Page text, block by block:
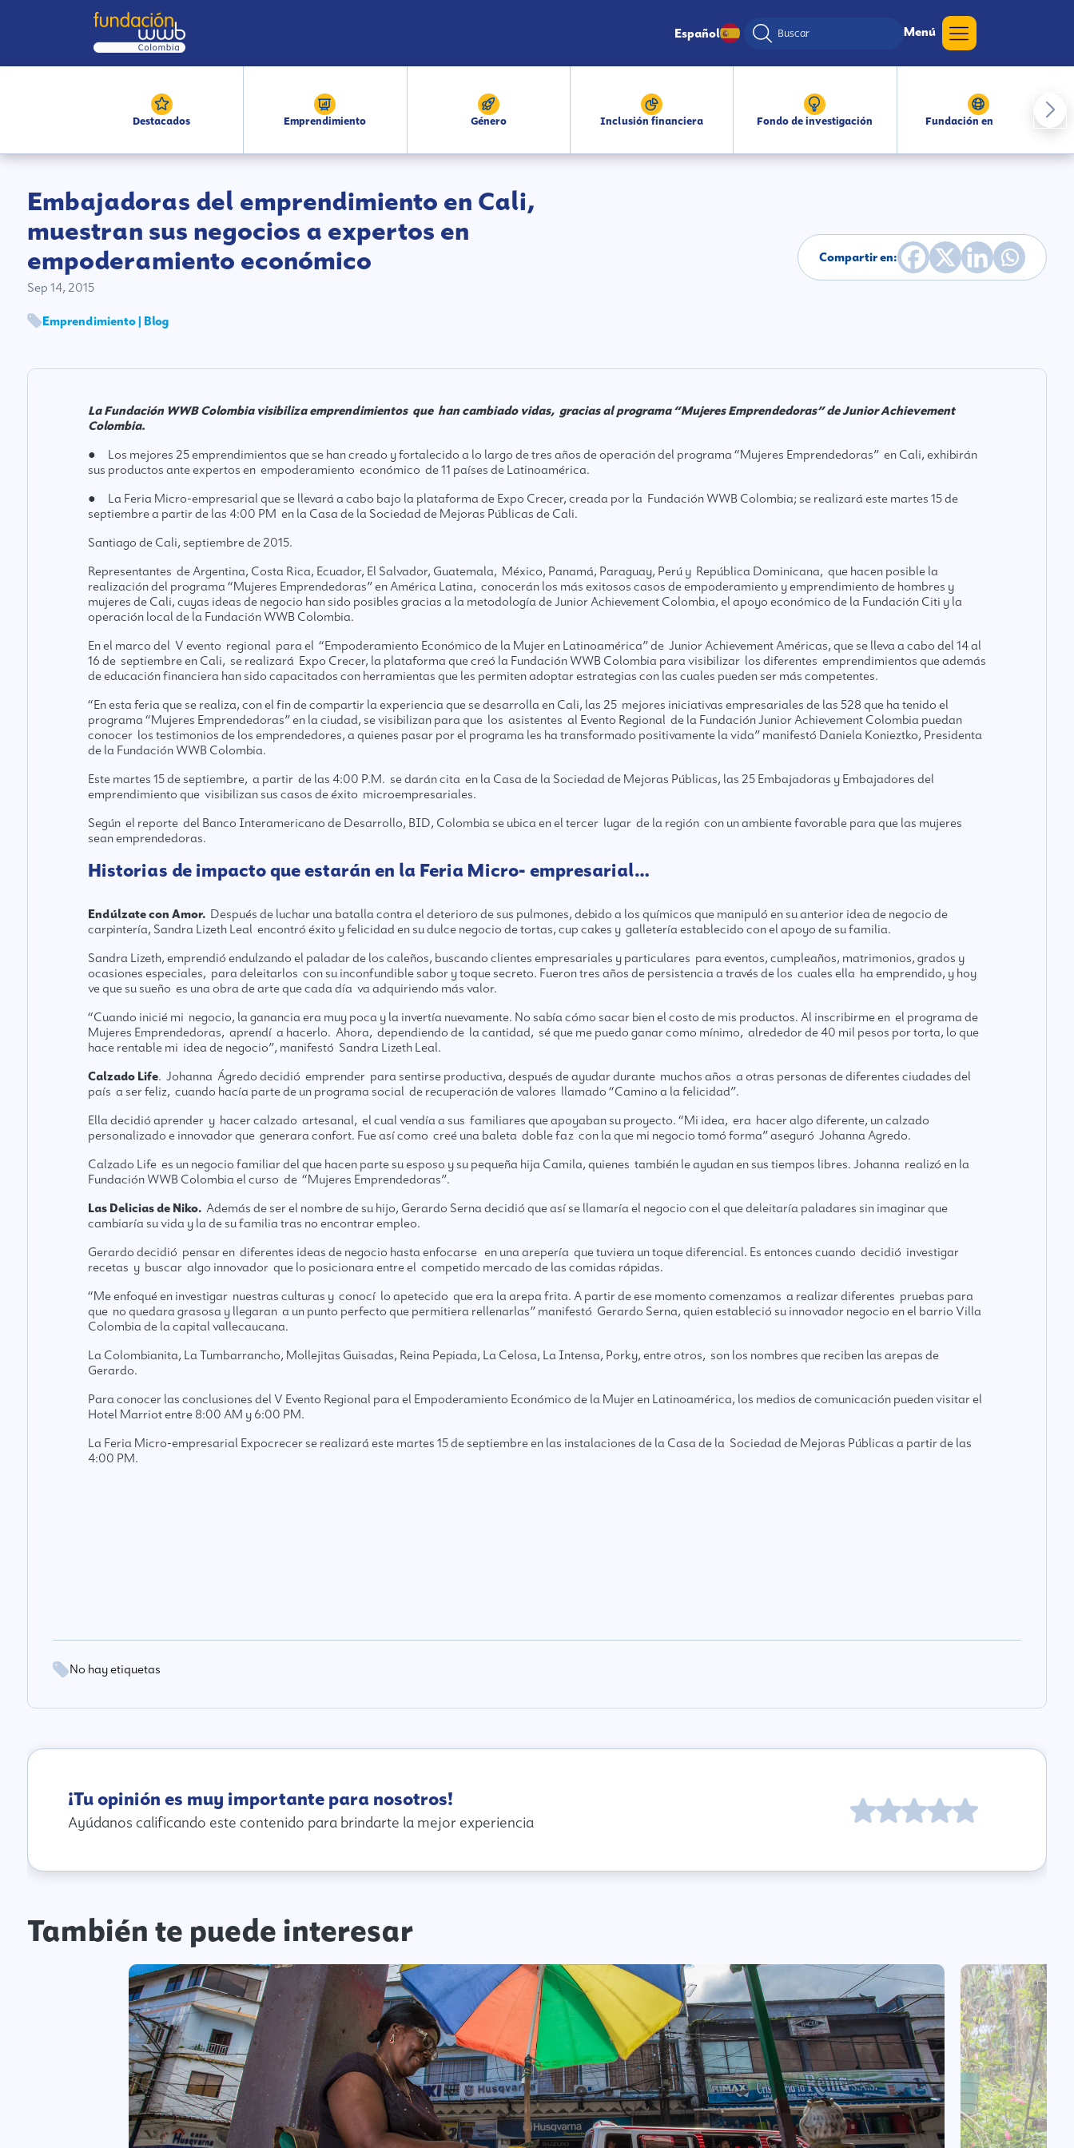
Español Menú
Destacados Emprendimiento Género Inclusión financiera Fondo de investigación Fundación en medios
Embajadoras del emprendimiento en Cali,
muestran sus negocios a expertos en
empoderamiento económico
Sep 14, 2015
Emprendimiento | Blog
Compartir en:
La Fundación WWB Colombia visibiliza emprendimientos que han cambiado vidas, gracias al programa “Mujeres Emprendedoras” de Junior Achievement
Colombia.
● Los mejores 25 emprendimientos que se han creado y fortalecido a lo largo de tres años de operación del programa “Mujeres Emprendedoras” en Cali, exhibirán
sus productos ante expertos en empoderamiento económico de 11 países de Latinoamérica.
● La Feria Micro-empresarial que se llevará a cabo bajo la plataforma de Expo Crecer, creada por la Fundación WWB Colombia; se realizará este martes 15 de
septiembre a partir de las 4:00 PM en la Casa de la Sociedad de Mejoras Públicas de Cali.
Santiago de Cali, septiembre de 2015.
Representantes de Argentina, Costa Rica, Ecuador, El Salvador, Guatemala, México, Panamá, Paraguay, Perú y República Dominicana, que hacen posible la
realización del programa “Mujeres Emprendedoras” en América Latina, conocerán los más exitosos casos de empoderamiento y emprendimiento de hombres y
mujeres de Cali, cuyas ideas de negocio han sido posibles gracias a la metodología de Junior Achievement Colombia, el apoyo económico de la Fundación Citi y la
operación local de la Fundación WWB Colombia.
En el marco del V evento regional para el “Empoderamiento Económico de la Mujer en Latinoamérica” de Junior Achievement Américas, que se lleva a cabo del 14 al
16 de septiembre en Cali, se realizará Expo Crecer, la plataforma que creó la Fundación WWB Colombia para visibilizar los diferentes emprendimientos que además
de educación financiera han sido capacitados con herramientas que les permiten adoptar estrategias con las cuales pueden ser más competentes.
“En esta feria que se realiza, con el fin de compartir la experiencia que se desarrolla en Cali, las 25 mejores iniciativas empresariales de las 528 que ha tenido el
programa “Mujeres Emprendedoras” en la ciudad, se visibilizan para que los asistentes al Evento Regional de la Fundación Junior Achievement Colombia puedan
conocer los testimonios de los emprendedores, a quienes pasar por el programa les ha transformado positivamente la vida” manifestó Daniela Konieztko, Presidenta
de la Fundación WWB Colombia.
Este martes 15 de septiembre, a partir de las 4:00 P.M. se darán cita en la Casa de la Sociedad de Mejoras Públicas, las 25 Embajadoras y Embajadores del
emprendimiento que visibilizan sus casos de éxito microempresariales.
Según el reporte del Banco Interamericano de Desarrollo, BID, Colombia se ubica en el tercer lugar de la región con un ambiente favorable para que las mujeres
sean emprendedoras.
Historias de impacto que estarán en la Feria Micro- empresarial…
Endúlzate con Amor. Después de luchar una batalla contra el deterioro de sus pulmones, debido a los químicos que manipuló en su anterior idea de negocio de
carpintería, Sandra Lizeth Leal encontró éxito y felicidad en su dulce negocio de tortas, cup cakes y galletería establecido con el apoyo de su familia.
Sandra Lizeth, emprendió endulzando el paladar de los caleños, buscando clientes empresariales y particulares para eventos, cumpleaños, matrimonios, grados y
ocasiones especiales, para deleitarlos con su inconfundible sabor y toque secreto. Fueron tres años de persistencia a través de los cuales ella ha emprendido, y hoy
ve que su sueño es una obra de arte que cada día va adquiriendo más valor.
“Cuando inicié mi negocio, la ganancia era muy poca y la invertía nuevamente. No sabía cómo sacar bien el costo de mis productos. Al inscribirme en el programa de
Mujeres Emprendedoras, aprendí a hacerlo. Ahora, dependiendo de la cantidad, sé que me puedo ganar como mínimo, alrededor de 40 mil pesos por torta, lo que
hace rentable mi idea de negocio”, manifestó Sandra Lizeth Leal.
Calzado Life. Johanna Ágredo decidió emprender para sentirse productiva, después de ayudar durante muchos años a otras personas de diferentes ciudades del
país a ser feliz, cuando hacía parte de un programa social de recuperación de valores llamado “Camino a la felicidad”.
Ella decidió aprender y hacer calzado artesanal, el cual vendía a sus familiares que apoyaban su proyecto. “Mi idea, era hacer algo diferente, un calzado
personalizado e innovador que generara confort. Fue así como creé una baleta doble faz con la que mi negocio tomó forma” aseguró Johanna Agredo.
Calzado Life es un negocio familiar del que hacen parte su esposo y su pequeña hija Camila, quienes también le ayudan en sus tiempos libres. Johanna realizó en la
Fundación WWB Colombia el curso de “Mujeres Emprendedoras”.
Las Delicias de Niko.Además de ser el nombre de su hijo, Gerardo Serna decidió que así se llamaría el negocio con el que deleitaría paladares sin imaginar que
cambiaría su vida y la de su familia tras no encontrar empleo.
Gerardo decidió pensar en diferentes ideas de negocio hasta enfocarse en una arepería que tuviera un toque diferencial. Es entonces cuando decidió investigar
recetas y buscar algo innovador que lo posicionara entre el competido mercado de las comidas rápidas.
“Me enfoqué en investigar nuestras culturas y conocí lo apetecido que era la arepa frita. A partir de ese momento comenzamos a realizar diferentes pruebas para
que no quedara grasosa y llegaran a un punto perfecto que permitiera rellenarlas” manifestó Gerardo Serna, quien estableció su innovador negocio en el barrio Villa
Colombia de la capital vallecaucana.
La Colombianita, La Tumbarrancho, Mollejitas Guisadas, Reina Pepiada, La Celosa, La Intensa, Porky, entre otros, son los nombres que reciben las arepas de
Gerardo.
Para conocer las conclusiones del V Evento Regional para el Empoderamiento Económico de la Mujer en Latinoamérica, los medios de comunicación pueden visitar el
Hotel Marriot entre 8:00 AM y 6:00 PM.
La Feria Micro-empresarial Expocrecer se realizará este martes 15 de septiembre en las instalaciones de la Casa de la Sociedad de Mejoras Públicas a partir de las
4:00 PM.
No hay etiquetas
¡Tu opinión es muy importante para nosotros!
Ayúdanos calificando este contenido para brindarte la mejor experiencia
También te puede interesar